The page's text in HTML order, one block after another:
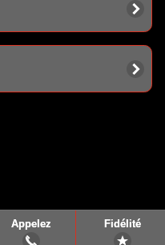
Appelez Fidélité